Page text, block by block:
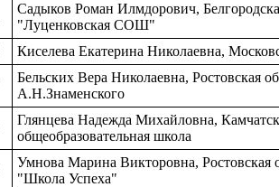
Садыков Роман Илмдорович,
"Луценковская СОШ"
Киселева Екатерина Николаевна,
Бельских Вера Николаевна,
А.Н.Знаменского
Глянцева Надежда Михайловна,
общеобразовательная школа
Умнова Марина Викторовна, Ростовская
"Школа Успеха"